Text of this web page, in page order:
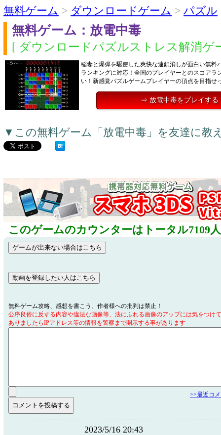
無料ゲーム > ダウンロードゲーム > パズル
無料ゲーム：放電中毒
[ ダウンロードパズルストレス解消ゲ
稲妻と爆弾を駆使した爽快な連鎖消しが面白い無料
ランキングに対応！全国のプレイヤーとのスコアラ
い！新感覚パズルゲームプレイヤーの頂点を目指せ
⇒ 放電中毒をプレイする
▼この無料ゲーム「放電中毒」を友達に教
このゲームのカウンターはトータル7109
無料ゲーム攻略、感想を書こう。作者様への批判は禁止！
公序良俗に反する内容や違法な画像等、法にふれる画像のアップには気をつけ
ありましたらIPアドレス等の情報を警察まで開示する事があります
>>最近コ
2023/5/16 20:43